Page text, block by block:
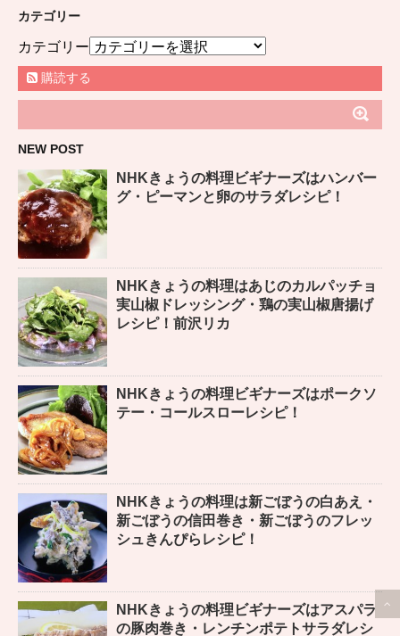
カテゴリー
カテゴリー
購読する
NEW POST
NHKきょうの料理ビギナーズはハンバー
グ・ピーマンと卵のサラダレシピ！
NHKきょうの料理はあじのカルパッチョ
実山椒ドレッシング・鶏の実山椒唐揚げ
レシピ！前沢リカ
NHKきょうの料理ビギナーズはポークソ
テー・コールスローレシピ！
NHKきょうの料理は新ごぼうの白あえ・
新ごぼうの信田巻き・新ごぼうのフレッ
シュきんぴらレシピ！
NHKきょうの料理ビギナーズはアスパラ
の豚肉巻き・レンチンポテトサラダレシ